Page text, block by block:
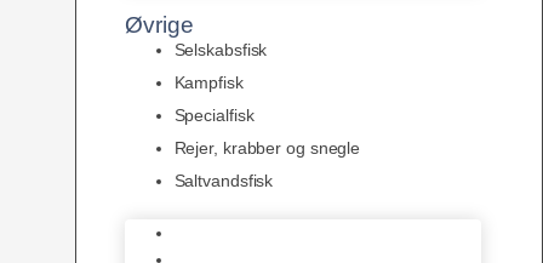
Øvrige
Selskabsfisk
Kampfisk
Specialfisk
Rejer, krabber og snegle
Saltvandsfisk